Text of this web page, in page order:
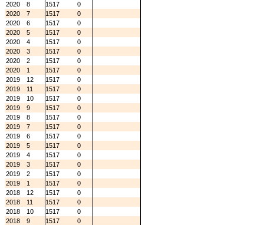
2020
8 1517
0
2020
7 1517
0
2020
6 1517
0
2020
5 1517
0
2020
4 1517
0
2020
3 1517
0
2020
2 1517
0
2020
1 1517
0
2019
12 1517
0
2019
11 1517
0
2019
10 1517
0
2019
9 1517
0
2019
8 1517
0
2019
7 1517
0
2019
6 1517
0
2019
5 1517
0
2019
4 1517
0
2019
3 1517
0
2019
2 1517
0
2019
1 1517
0
2018
12 1517
0
2018
11 1517
0
2018
10 1517
0
2018
9 1517
0